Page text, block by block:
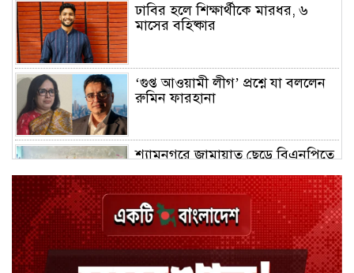
ঢাবির হলে শিক্ষার্থীকে মারধর, ৬
মাসের বহিষ্কার
‘গুপ্ত আওয়ামী লীগ’ প্রশ্নে যা বললেন
রুমিন ফারহানা
শ্যামনগরে জামায়াত ছেড়ে বিএনপিতে
ঢাকায় হালকা বৃষ্টির সম্ভাবনা, বাড়তে
পারে তাপমাত্রা